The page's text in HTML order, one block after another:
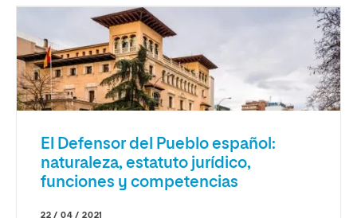
El Defensor del Pueblo español:
naturaleza, estatuto jurídico,
funciones y competencias
22 / 04 / 2021